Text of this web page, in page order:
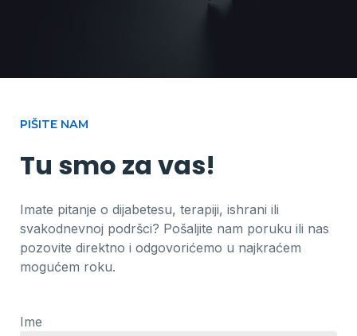
PIŠITE NAM
Tu smo za vas!
Imate pitanje o dijabetesu, terapiji, ishrani ili
svakodnevnoj podršci? Pošaljite nam poruku ili nas
pozovite direktno i odgovorićemo u najkraćem
mogućem roku.
Ime